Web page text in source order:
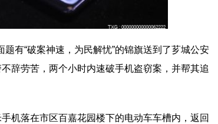
有“破案神速，为民解忧”的锦旗送到了芗城公安
辞劳苦，两个小时内速破手机盗窃案，并帮其追
机落在市区百嘉花园楼下的电动车车槽内，返回